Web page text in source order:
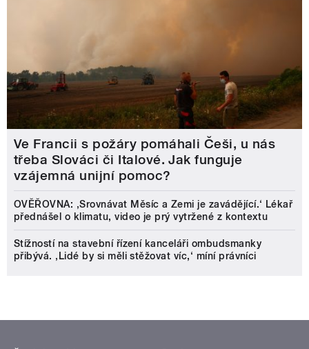
Ve Francii s požáry pomáhali Češi, u nás
třeba Slováci či Italové. Jak funguje
vzájemná unijní pomoc?
OVĚŘOVNA: ‚Srovnávat Měsíc a Zemi je zavádějící.‘ Lékař
přednášel o klimatu, video je prý vytržené z kontextu
Stížností na stavební řízení kanceláři ombudsmanky
přibývá. ‚Lidé by si měli stěžovat víc,‘ míní právníci